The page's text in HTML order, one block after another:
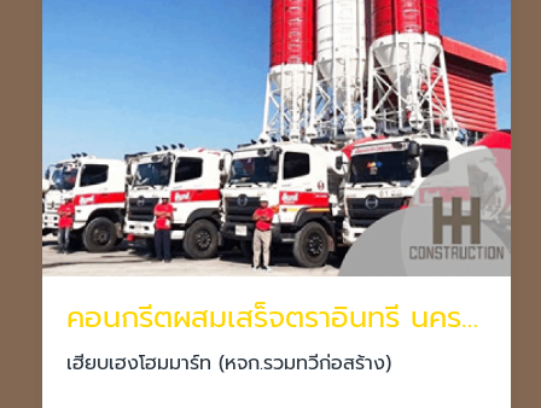
คอนกรีตผสมเสร็จตราอินทรี นครราชสีมา
เฮียบเฮงโฮมมาร์ท (หจก.รวมทวีก่อสร้าง)